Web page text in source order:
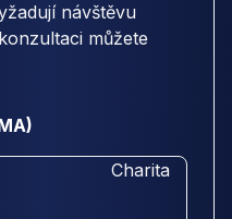
návštěvu
můžete
Charita